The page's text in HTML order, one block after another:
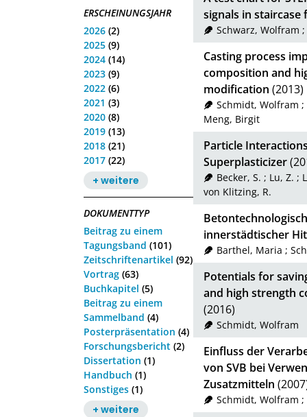
ERSCHEINUNGSJAHR
2026 (2)
2025 (9)
2024 (14)
2023 (9)
2022 (6)
2021 (3)
2020 (8)
2019 (13)
2018 (21)
2017 (22)
+ weitere
DOKUMENTTYP
Beitrag zu einem
Tagungsband (101)
Zeitschriftenartikel (92)
Vortrag (63)
Buchkapitel (5)
Beitrag zu einem
Sammelband (4)
Posterpräsentation (4)
Forschungsbericht (2)
Dissertation (1)
Handbuch (1)
Sonstiges (1)
+ weitere
signals in staircase
Schwarz, Wolfram ;
Casting process
composition and
modification (2013)
Schmidt, Wolfram ;
Meng, Birgit
Particle
Superplasticizer
Becker, S. ; Lu, Z. ;
von Klitzing, R.
innerstädtischer
Barthel, Maria ;
Potentials for
and high strength
(2016)
Schmidt, Wolfram
Einfluss der
von SVB bei
Zusatzmitteln
Schmidt, Wolfram ;